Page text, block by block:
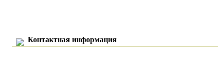
Контактная информация